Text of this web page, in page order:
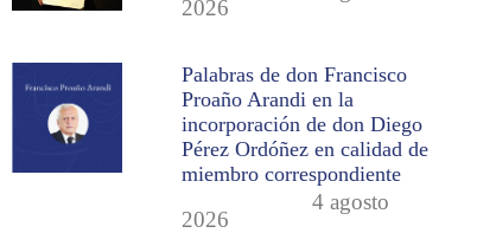
2026
Palabras de don Francisco
Proaño Arandi en la
incorporación de don Diego
Pérez Ordóñez en calidad de
miembro correspondiente
4 agosto
2026